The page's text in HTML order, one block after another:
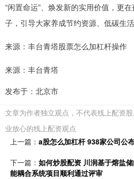
“闲置命运”、焕发新的实用价值，更
子，引导大家养成节约资源、低碳生活
来源：丰台青塔股票怎么加杠杆操作
来源：丰台青塔
发布于：北京市
文章为作者独立观点，不代表线上配资
业放心的线上配资观点
上一篇： a股怎么加杠杆 938家公司公
下一篇： 如何炒股配资 川润基于熔盐
能耦合系统项目顺利通过评审